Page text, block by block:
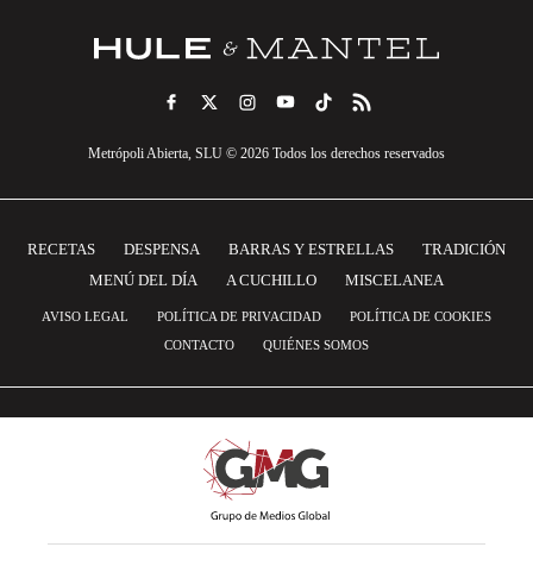
Metrópoli Abierta, SLU © 2026 Todos los derechos reservados
RECETAS DESPENSA BARRAS Y ESTRELLAS
TRADICIÓN
MENÚ DEL DÍA
A CUCHILLO MISCELANEA
AVISO LEGAL POLÍTICA DE PRIVACIDAD
POLÍTICA DE COOKIES
CONTACTO
QUIÉNES SOMOS